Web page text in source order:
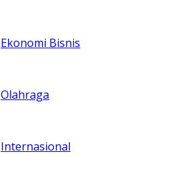
Ekonomi Bisnis
Olahraga
Internasional